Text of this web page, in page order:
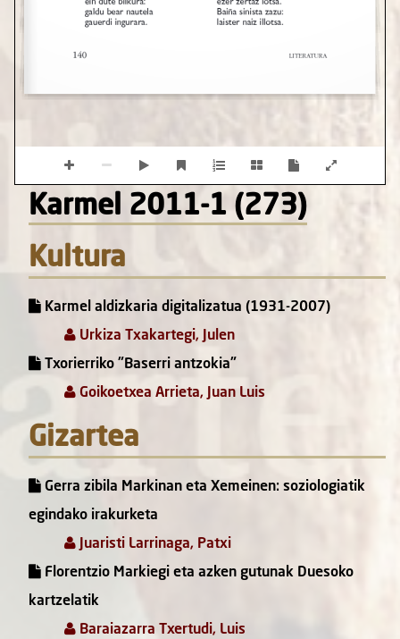
Karmel 2011-1 (273)
Kultura
Karmel aldizkaria digitalizatua (1931-2007)
Urkiza Txakartegi, Julen
Txorierriko "Baserri antzokia"
Goikoetxea Arrieta, Juan Luis
Gizartea
Gerra zibila Markinan eta Xemeinen: soziologiatik
egindako irakurketa
Juaristi Larrinaga, Patxi
Florentzio Markiegi eta azken gutunak Duesoko
kartzelatik
Baraiazarra Txertudi, Luis